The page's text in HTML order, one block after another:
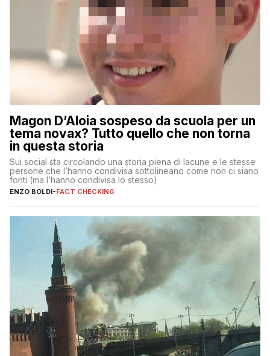
Magon D’Aloia sospeso da scuola per un
tema novax? Tutto quello che non torna
in questa storia
Sui social sta circolando una storia piena di lacune e le stesse
persone che l’hanno condivisa sottolineano come non ci siano
fonti (ma l’hanno condivisa lo stesso)
ENZO BOLDI-FACT CHECKING